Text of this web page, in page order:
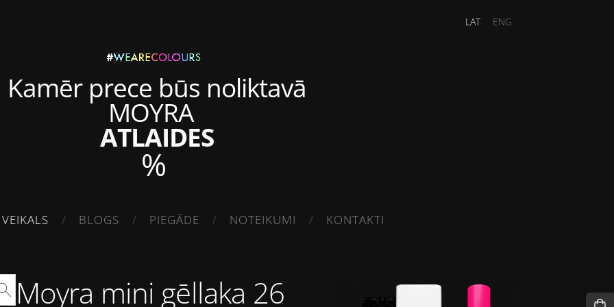
Kamēr prece būs noliktavā
MOYRA
ATLAIDES
%
VEIKALS BLOGS PIEGĀDE NOTEIKUMI KONTAKTI
LAT ENG
Moyra mini gēllaka 26